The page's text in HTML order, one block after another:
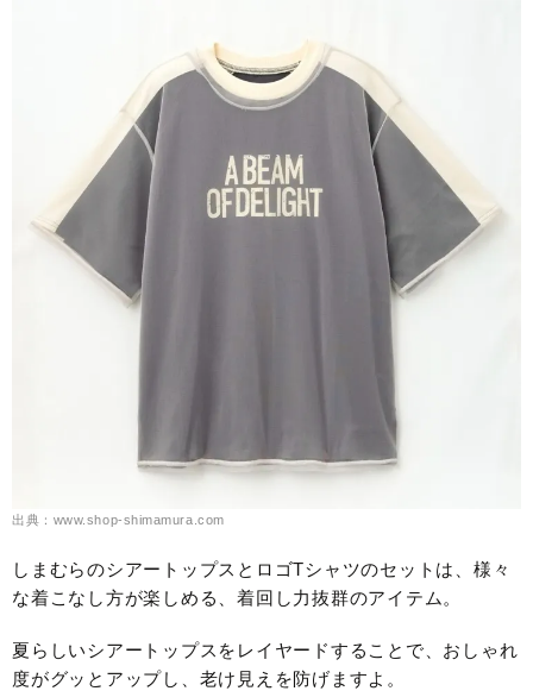
出典：www.shop-shimamura.com
しまむらのシアートップスとロゴTシャツのセットは、様々
な着こなし方が楽しめる、着回し力抜群のアイテム。
夏らしいシアートップスをレイヤードすることで、おしゃれ
度がグッとアップし、老け見えを防げますよ。